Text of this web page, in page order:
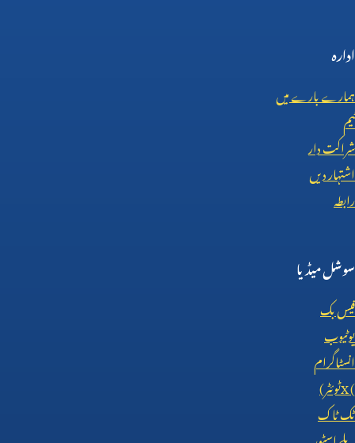
ادارہ
ہمارے بارے میں
ٹیم
شراکت دار
اشتہار دیں
رابطہ
سوشل میڈیا
فیس بک
یوٹیوب
انسٹاگرام
X (ٹوئٹر)
ٹک ٹاک